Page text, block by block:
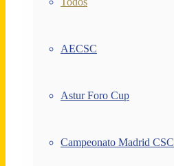
AECSC
Astur Foro Cup
Campeonato Madrid CSC